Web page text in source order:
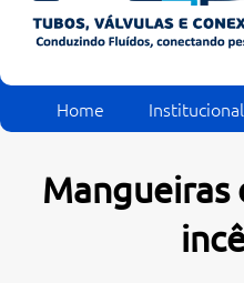
Home Institucional
Mangueiras